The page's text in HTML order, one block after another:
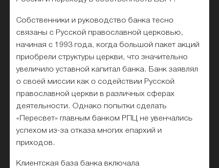
Собственники и руководство банка тесно
связаны с Русской православной церковью,
начиная с 1993 года, когда большой пакет акций
приобрели структуры церкви, что значительно
увеличило уставной капитал банка. Банк заявлял
о своей миссии как о содействии Русской
православной церкви в различных сферах
деятельности. Однако попытки сделать
«Пересвет» главным банком РПЦ не увенчались
успехом из-за отказа многих епархий и
приходов.
Клиентская база банка включала